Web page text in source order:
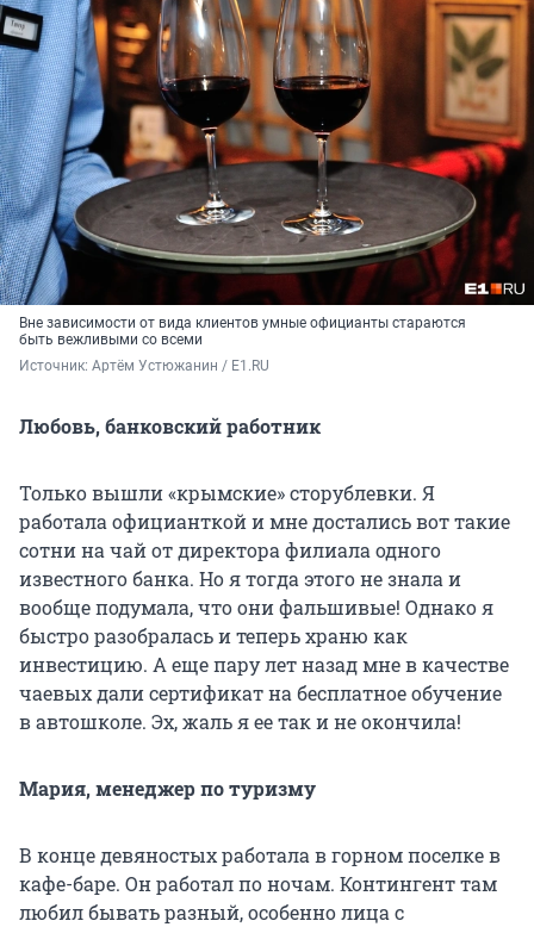
Вне зависимости от вида клиентов умные официанты стараются
быть вежливыми со всеми
Источник: Артём Устюжанин / E1.RU
Любовь, банковский работник
Только вышли «крымские» сторублевки. Я
работала официанткой и мне достались вот такие
сотни на чай от директора филиала одного
известного банка. Но я тогда этого не знала и
вообще подумала, что они фальшивые! Однако я
быстро разобралась и теперь храню как
инвестицию. А еще пару лет назад мне в качестве
чаевых дали сертификат на бесплатное обучение
в автошколе. Эх, жаль я ее так и не окончила!
Мария, менеджер по туризму
В конце девяностых работала в горном поселке в
кафе-баре. Он работал по ночам. Контингент там
любил бывать разный, особенно лица с